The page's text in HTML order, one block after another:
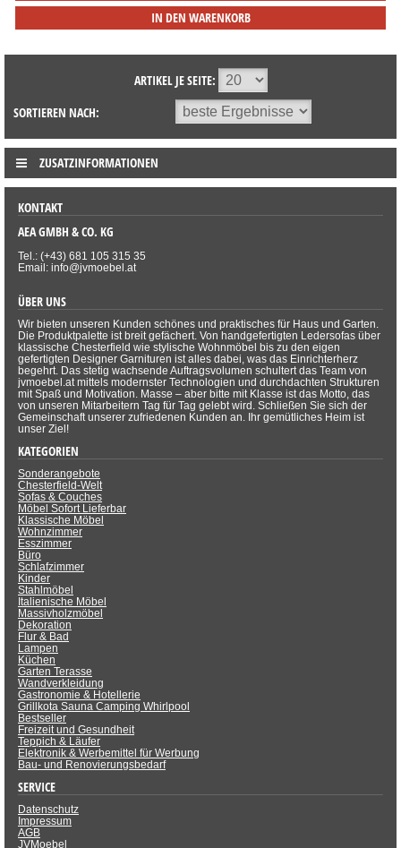
IN DEN WARENKORB
ARTIKEL JE SEITE:
SORTIEREN NACH:
ZUSATZINFORMATIONEN
KONTAKT
AEA GMBH & CO. KG
Tel.: (+43) 681 105 315 35
Email: info@jvmoebel.at
ÜBER UNS
Wir bieten unseren Kunden schönes und praktisches für Haus und Garten.
Die Produktpalette ist breit gefächert. Von handgefertigten Ledersofas über
klassische Chesterfield wie stylische Wohnmöbel bis zu den eigen
gefertigten Designer Garnituren ist alles dabei, was das Einrichterherz
begehrt. Das stetig wachsende Auftragsvolumen schultert das Team von
jvmoebel.at mittels modernster Technologien und durchdachten Strukturen
mit Spaß und Motivation. Masse – aber bitte mit Klasse ist das Motto, das
von unseren Mitarbeitern Tag für Tag gelebt wird. Schließen Sie sich der
Gemeinschaft unserer zufriedenen Kunden an. Ihr gemütliches Heim ist
unser Ziel!
KATEGORIEN
Sonderangebote
Chesterfield-Welt
Sofas & Couches
Möbel Sofort Lieferbar
Klassische Möbel
Wohnzimmer
Esszimmer
Büro
Schlafzimmer
Kinder
Stahlmöbel
Italienische Möbel
Massivholzmöbel
Dekoration
Flur & Bad
Lampen
Küchen
Garten Terasse
Wandverkleidung
Gastronomie & Hotellerie
Grillkota Sauna Camping Whirlpool
Bestseller
Freizeit und Gesundheit
Teppich & Läufer
Elektronik & Werbemittel für Werbung
Bau- und Renovierungsbedarf
SERVICE
Datenschutz
Impressum
AGB
JVMoebel